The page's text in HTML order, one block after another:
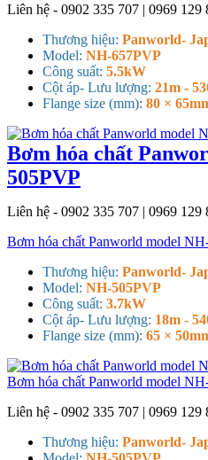
Liên hệ - 0902 335 707 | 0969 129
Thương hiệu: Panworld-
Model: NH-657PVP
Công suất: 5.5kW
Cột áp- Lưu lượng: 21m -
Flange size (mm): 80 ×
Bơm hóa chất
505PVP
Liên hệ - 0902 335 707 | 0969 129
Bơm hóa chất Panworld model
Thương hiệu: Panworld-
Model: NH-505PVP
Công suất: 3.7kW
Cột áp- Lưu lượng: 18m -
Flange size (mm): 65 ×
Bơm hóa chất Panworld model
Liên hệ - 0902 335 707 | 0969 129
Thương hiệu: Panworld-